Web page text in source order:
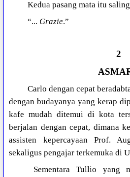
Kedua pasang mata itu
“... Grazie.”
2
Carlo dengan cepat
dengan budayanya yang kerap
kafe mudah ditemui di kota
berjalan dengan cepat, dimana
assisten kepercayaan Prof.
sekaligus pengajar terkemuka di
Sementara Tullio yang